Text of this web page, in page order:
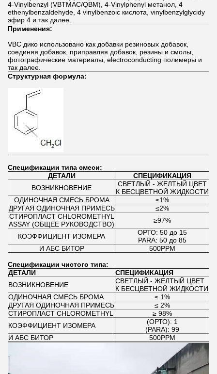
4-Vinylbenzyl (VBTMAC/QBM), 4-Vinylphenyl метанол, 4
ethenylbenzaldehyde, 4 vinylbenzoic кислота, vinylbenzylglycidy
эфир 4 и так далее.
Применения:
VBC дико использовано как добавки резиновых добавок,
соединяя добавок, приправляя добавок, резины и смолы,
фотографические материалы, electroconducting полимеры и
так далее.
Структурная формула:
Спецификации типа смеси:
ДЕТАЛИ
СПЕЦИФИКАЦИЯ
ВОЗНИКНОВЕНИЕ
СВЕТЛЫЙ - ЖЕЛТЫЙ ЦВЕТ
К БЕСЦВЕТНОЙ ЖИДКОСТИ
ОДИНОЧНАЯ СМЕСЬ БРОМА
≤1%
ДРУГАЯ ОДИНОЧНАЯ ПРИМЕСЬ
≤2%
СТИРОПЛАСТ CHLOROMETHYL
ASSAY (ОБЩЕЕ РУКОВОДСТВО)
≥97%
КОЭФФИЦИЕНТ ИЗОМЕРА
ОРТО: 50 до 15
PARA: 50 до 85
И АБС БИТОР
500PPM
Спецификации чистого типа:
ДЕТАЛИ
СПЕЦИФИКАЦИЯ
ВОЗНИКНОВЕНИЕ
СВЕТЛЫЙ - ЖЕЛТЫЙ ЦВЕТ
К БЕСЦВЕТНОЙ ЖИДКОСТИ
ОДИНОЧНАЯ СМЕСЬ БРОМА
≤ 1%
ДРУГАЯ ОДИНОЧНАЯ ПРИМЕСЬ
≤ 2%
СТИРОПЛАСТ CHLOROMETHYL
≥ 98%
КОЭФФИЦИЕНТ ИЗОМЕРА
(ОРТО): 1
(PARA): 99
И АБС БИТОР
500PPM